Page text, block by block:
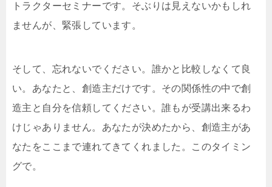
トラクターセミナーです。そぶりは見えないかもしれ
ませんが、緊張しています。
そして、忘れないでください。誰かと比較しなくて良
い。あなたと、創造主だけです。その関係性の中で創
造主と自分を信頼してください。誰もが受講出来るわ
けじゃありません。あなたが決めたから、創造主があ
なたをここまで連れてきてくれました。このタイミン
グで。